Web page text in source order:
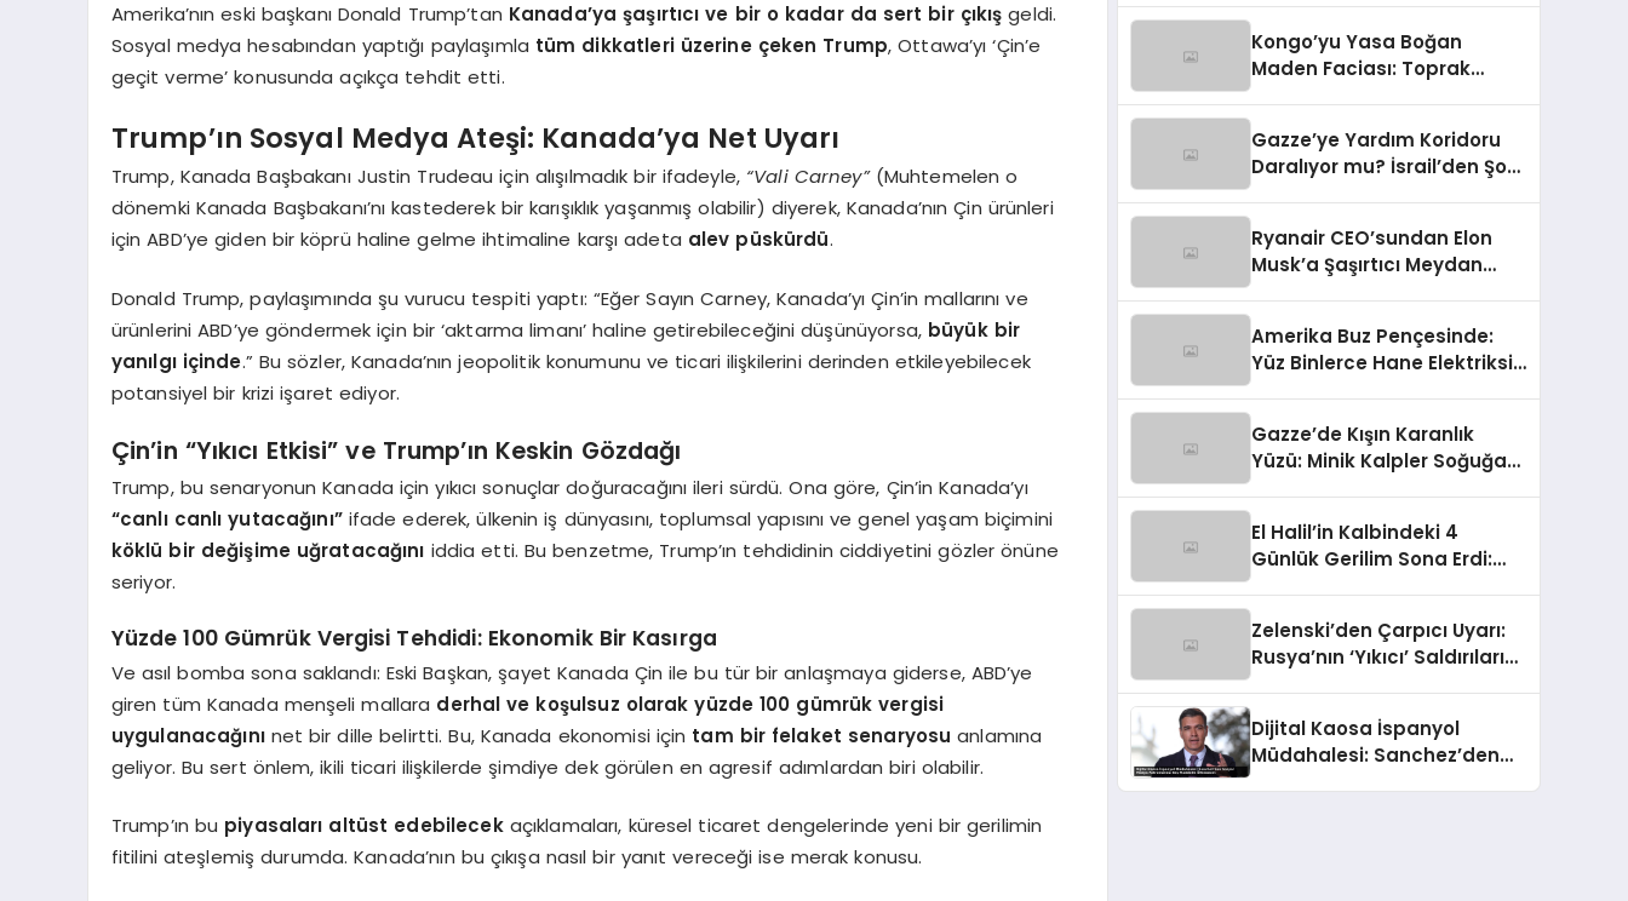
Amerika’nın eski başkanı Donald Trump’tan Kanada’ya şaşırtıcı ve bir o kadar da sert bir çıkış geldi.
Sosyal medya hesabından yaptığı paylaşımla tüm dikkatleri üzerine çeken Trump, Ottawa’yı ‘Çin’e
geçit verme’ konusunda açıkça tehdit etti.
Trump’ın Sosyal Medya Ateşi: Kanada’ya Net Uyarı
Trump, Kanada Başbakanı Justin Trudeau için alışılmadık bir ifadeyle, “Vali Carney”(Muhtemelen o
dönemki Kanada Başbakanı’nı kastederek bir karışıklık yaşanmış olabilir) diyerek, Kanada’nın Çin ürünleri
için ABD’ye giden bir köprü haline gelme ihtimaline karşı adeta alev püskürdü.
Donald Trump, paylaşımında şu vurucu tespiti yaptı: “Eğer Sayın Carney, Kanada’yı Çin’in mallarını ve
ürünlerini ABD’ye göndermek için bir ‘aktarma limanı’ haline getirebileceğini düşünüyorsa, büyük bir
yanılgı içinde.” Bu sözler, Kanada’nın jeopolitik konumunu ve ticari ilişkilerini derinden etkileyebilecek
potansiyel bir krizi işaret ediyor.
Çin’in “Yıkıcı Etkisi” ve Trump’ın Keskin Gözdağı
Trump, bu senaryonun Kanada için yıkıcı sonuçlar doğuracağını ileri sürdü. Ona göre, Çin’in Kanada’yı
“canlı canlı yutacağını”ifade ederek, ülkenin iş dünyasını, toplumsal yapısını ve genel yaşam biçimini
köklü bir değişime uğratacağını iddia etti. Bu benzetme, Trump’ın tehdidinin ciddiyetini gözler önüne
seriyor.
Yüzde 100 Gümrük Vergisi Tehdidi: Ekonomik Bir Kasırga
Ve asıl bomba sona saklandı: Eski Başkan, şayet Kanada Çin ile bu tür bir anlaşmaya giderse, ABD’ye
giren tüm Kanada menşeli mallara derhal ve koşulsuz olarak yüzde 100 gümrük vergisi
uygulanacağınınet bir dille belirtti. Bu, Kanada ekonomisi için tam bir felaket senaryosu anlamına
geliyor. Bu sert önlem, ikili ticari ilişkilerde şimdiye dek görülen en agresif adımlardan biri olabilir.
Trump’ın bu piyasaları altüst edebilecekaçıklamaları, küresel ticaret dengelerinde yeni bir gerilimin
fitilini ateşlemiş durumda. Kanada’nın bu çıkışa nasıl bir yanıt vereceği ise merak konusu.
Kongo’yu Yasa Boğan
Maden Faciası: Toprak
Gazze’ye Yardım Koridoru
Daralıyor mu? İsrail’den Şok
Ryanair CEO’sundan Elon
Musk’a Şaşırtıcı Meydan
Amerika Buz Pençesinde:
Yüz Binlerce Hane Elektriksiz
Gazze’de Kışın Karanlık
Yüzü: Minik Kalpler Soğuğa
El Halil’in Kalbindeki 4
Günlük Gerilim Sona Erdi:
Zelenski’den Çarpıcı Uyarı:
Rusya’nın ‘Yıkıcı’ Saldırıları
Dijital Kaosa İspanyol
Müdahalesi: Sanchez’den